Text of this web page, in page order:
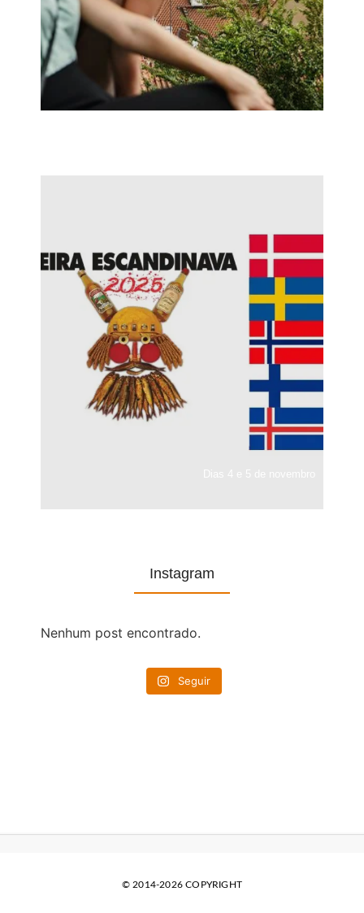
Instagram
Nenhum post encontrado.
Seguir
© 2014-2026 COPYRIGHT